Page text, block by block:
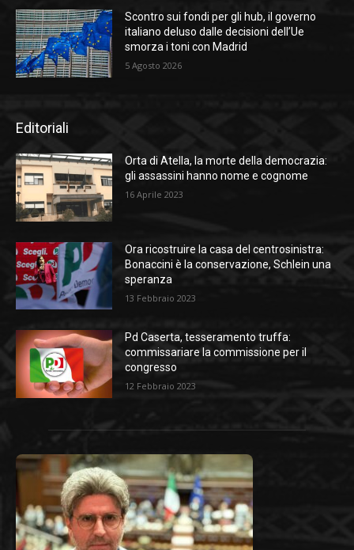
Scontro sui fondi per gli hub, il governo
italiano deluso dalle decisioni dell’Ue
smorza i toni con Madrid
5 Agosto 2026
Editoriali
Orta di Atella, la morte della democrazia:
gli assassini hanno nome e cognome
16 Aprile 2023
Ora ricostruire la casa del centrosinistra:
Bonaccini è la conservazione, Schlein una
speranza
13 Febbraio 2023
Pd Caserta, tesseramento truffa:
commissariare la commissione per il
congresso
12 Febbraio 2023